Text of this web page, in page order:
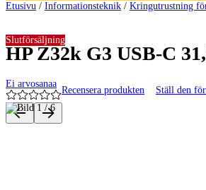
Etusivu / Informationsteknik / Kringutrustning
HP Z32k G3 USB-C
Ei arvosanaa
Recensera produkten Ställ den
Slutförsäljning
Produktbilder och videor